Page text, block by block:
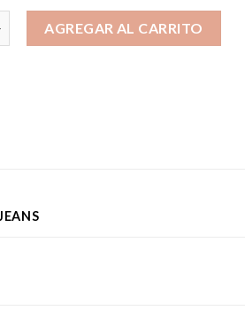
AGREGAR AL CARRITO